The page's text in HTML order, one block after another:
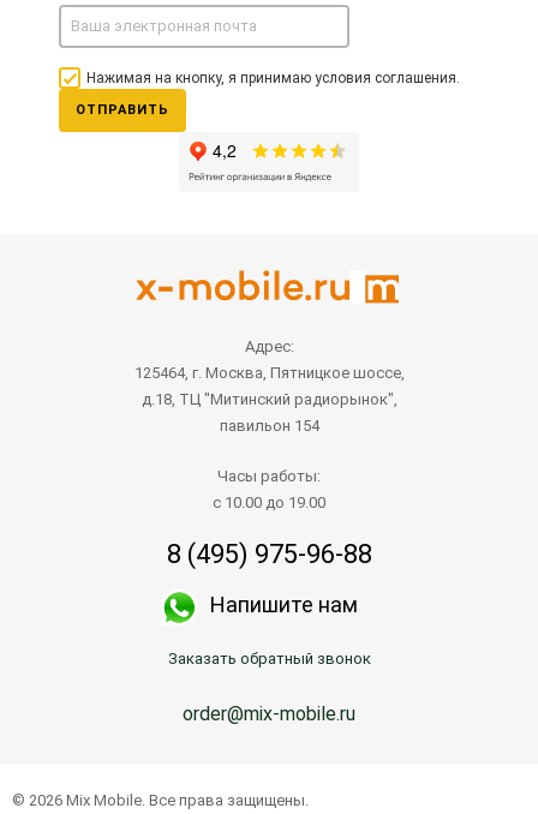
Нажимая на кнопку, я принимаю условия соглашения.
ОТПРАВИТЬ
Адрес:
125464, г. Москва, Пятницкое шоссе,
д.18, ТЦ "Митинский радиорынок",
павильон 154
Часы работы:
с 10.00 до 19.00
8 (495) 975-96-88
Напишите нам
Заказать обратный звонок
order@mix-mobile.ru
© 2026 Mix Mobile. Все права защищены.